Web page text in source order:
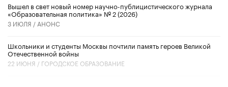
Вышел в свет новый номер научно-публицистического журнала
«Образовательная политика» № 2 (2026)
3 ИЮЛЯ / АНОНС
Школьники и студенты Москвы почтили память героев Великой
Отечественной войны
22 ИЮНЯ / ГОРОДСКОЕ ОБРАЗОВАНИЕ